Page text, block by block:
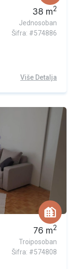
38 m2
Jednosoban
Šifra: #574886
Više Detalja
76 m2
Troiposoban
Šifra: #574808